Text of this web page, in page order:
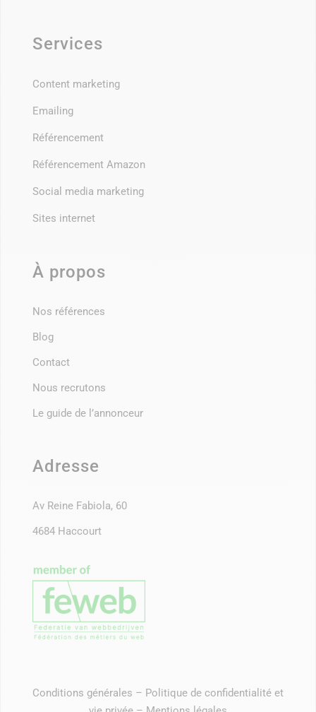
Services
Content marketing
Emailing
Référencement
Référencement Amazon
Social media marketing
Sites internet
À propos
Nos références
Blog
Contact
Nous recrutons
Le guide de l’annonceur
Adresse
Av Reine Fabiola, 60
4684 Haccourt
Conditions générales – Politique de confidentialité et